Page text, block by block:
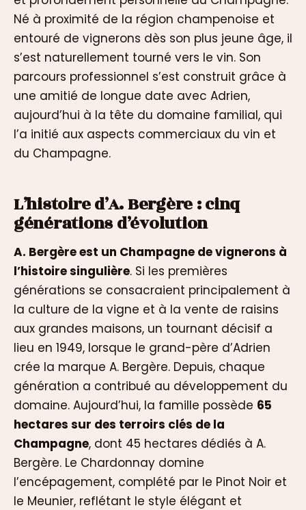
Né à proximité de la région champenoise et
entouré de vignerons dès son plus jeune âge, il
s’est naturellement tourné vers le vin. Son
parcours professionnel s’est construit grâce à
une amitié de longue date avec Adrien,
aujourd’hui à la tête du domaine familial, qui
l’a initié aux aspects commerciaux du vin et
du Champagne.
L’histoire d’A. Bergère : cinq
générations d’évolution
A. Bergère est un Champagne de vignerons à
l’histoire singulière. Si les premières
générations se consacraient principalement à
la culture de la vigne et à la vente de raisins
aux grandes maisons, un tournant décisif a
lieu en 1949, lorsque le grand-père d’Adrien
crée la marque A. Bergère. Depuis, chaque
génération a contribué au développement du
domaine. Aujourd’hui, la famille possède 65
hectares sur des terroirs clés de la
Champagne, dont 45 hectares dédiés à A.
Bergère. Le Chardonnay domine
l’encépagement, complété par le Pinot Noir et
le Meunier, reflétant le style élégant et